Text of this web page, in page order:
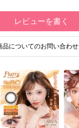
レビューを書く
品についてのお問い合わせ